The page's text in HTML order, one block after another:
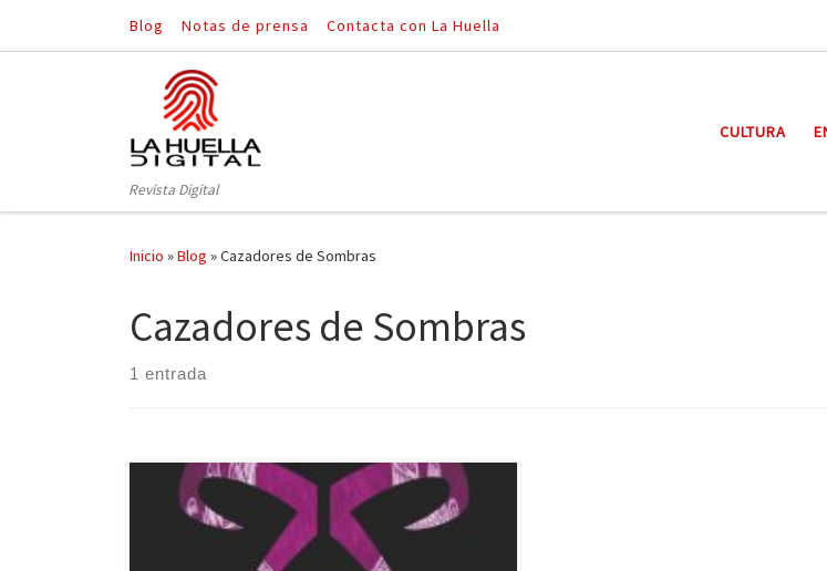
Saltar al contenido
Blog Notas de prensa Contacta con La Huella
Revista Digital
CULTURA
Inicio »Blog »Cazadores de Sombras
Cazadores de Sombras
1 entrada
Diez años han pasado desde la publicación en
español de Cazadores de sombra: Ciudad de Hueso
de Cassandra Clare. Por su aniversario, el sello Destino